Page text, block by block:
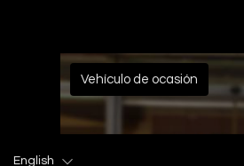
Vehículo de ocasión
English